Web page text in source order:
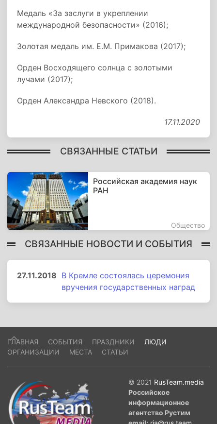
Медаль «За заслуги в укреплении
международной безопасности» (2016);
Золотая медаль им. Е.М. Примакова (2017);
Орден Восходящего солнца с золотыми
лучами (2017);
Орден Александра Невского (2018).
17.11.2020
СВЯЗАННЫЕ СТАТЬИ
Российская академия наук
РАН
Общество
СВЯЗАННЫЕ НОВОСТИ И СОБЫТИЯ
27.11.2018 В Кремле состоялась церемония
вручения государственных наград
ГЛАВНАЯ СОБЫТИЯ ПРАЗДНИКИ
ЛЮДИ
ОРГАНИЗАЦИИ
МЕСТА СТАТЬИ
© 2021 RusTeam.media
Российское
информационное
агентство Рустим